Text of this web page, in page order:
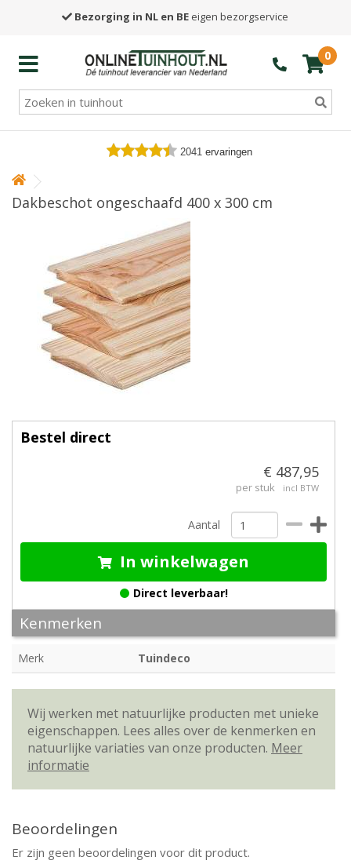
Bezorging in NL en BE eigen bezorgservice
0
2041 ervaringen
Dakbeschot ongeschaafd 400 x 300 cm
Bestel direct
€ 487,95
per stuk incl BTW
Aantal
In winkelwagen
Direct leverbaar!
Kenmerken
Merk Tuindeco
Wij werken met natuurlijke producten met unieke
eigenschappen. Lees alles over de kenmerken en
natuurlijke variaties van onze producten. Meer
informatie
Beoordelingen
Er zijn geen beoordelingen voor dit product.